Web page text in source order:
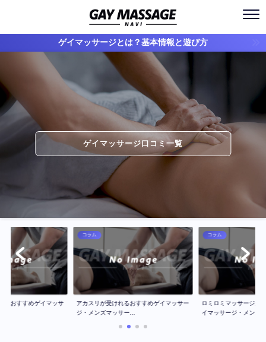
ゲイマッサージとは？基本情報と遊び方
ゲイマッサージ口コミ一覧
のおすすめゲイマッサ
コラム
アカスリが受けれるおすすめゲイマッサー
ジ・メンズマッサー...
コラム
ロミロミマッサージが
イマッサージ・メン...